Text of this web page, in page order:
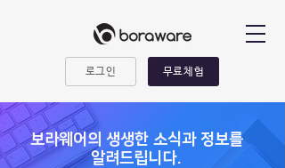
로그인 무료체험
​보라웨어의 생생한 소식과 정보를
알려드립니다.